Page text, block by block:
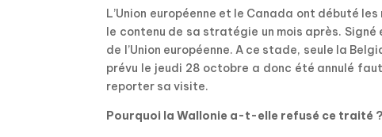
L’Union européenne et le Canada ont débuté
le contenu de sa stratégie un mois après.
de l’Union européenne. A ce stade, seule la
prévu le jeudi 28 octobre a donc été annulé
reporter sa visite.
Pourquoi la Wallonie a-t-elle refusé ce traité ?